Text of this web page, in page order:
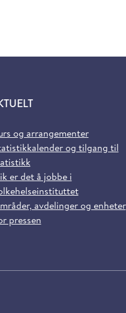
og arrangementer
og tilgang til
er det å jobbe i
avdelinger og enheter
pressen